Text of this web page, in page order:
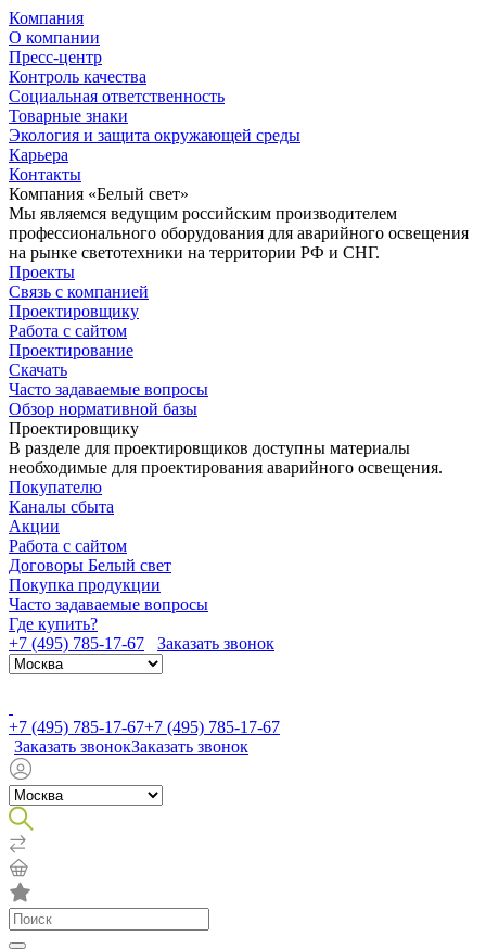
Компания
О компании
Пресс-центр
Контроль качества
Социальная ответственность
Товарные знаки
Экология и защита окружающей среды
Карьера
Контакты
Компания «Белый свет»
Мы являемся ведущим российским производителем
профессионального оборудования для аварийного освещения
на рынке светотехники на территории РФ и СНГ.
Проекты
Связь с компанией
Проектировщику
Работа с сайтом
Проектирование
Скачать
Часто задаваемые вопросы
Обзор нормативной базы
Проектировщику
В разделе для проектировщиков доступны материалы
необходимые для проектирования аварийного освещения.
Покупателю
Каналы сбыта
Акции
Работа с сайтом
Договоры Белый свет
Покупка продукции
Часто задаваемые вопросы
Где купить?
+7 (495) 785-17-67
Заказать звонок
+7 (495) 785-17-67+7 (495) 785-17-67
Заказать звонокЗаказать звонок